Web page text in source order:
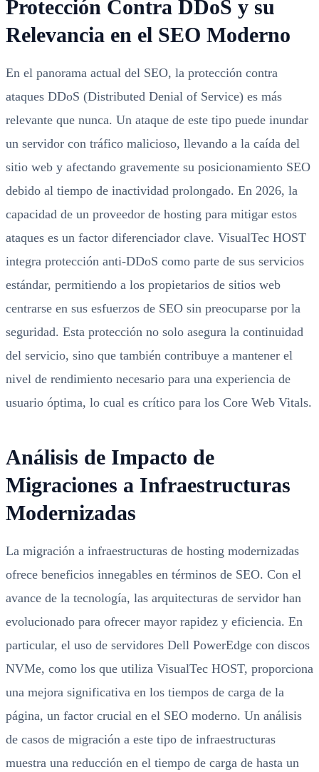
Protección Contra DDoS y su
Relevancia en el SEO Moderno
En el panorama actual del SEO, la protección contra
ataques DDoS (Distributed Denial of Service) es más
relevante que nunca. Un ataque de este tipo puede inundar
un servidor con tráfico malicioso, llevando a la caída del
sitio web y afectando gravemente su posicionamiento SEO
debido al tiempo de inactividad prolongado. En 2026, la
capacidad de un proveedor de hosting para mitigar estos
ataques es un factor diferenciador clave. VisualTec HOST
integra protección anti-DDoS como parte de sus servicios
estándar, permitiendo a los propietarios de sitios web
centrarse en sus esfuerzos de SEO sin preocuparse por la
seguridad. Esta protección no solo asegura la continuidad
del servicio, sino que también contribuye a mantener el
nivel de rendimiento necesario para una experiencia de
usuario óptima, lo cual es crítico para los Core Web Vitals.
Análisis de Impacto de
Migraciones a Infraestructuras
Modernizadas
La migración a infraestructuras de hosting modernizadas
ofrece beneficios innegables en términos de SEO. Con el
avance de la tecnología, las arquitecturas de servidor han
evolucionado para ofrecer mayor rapidez y eficiencia. En
particular, el uso de servidores Dell PowerEdge con discos
NVMe, como los que utiliza VisualTec HOST, proporciona
una mejora significativa en los tiempos de carga de la
página, un factor crucial en el SEO moderno. Un análisis
de casos de migración a este tipo de infraestructuras
muestra una reducción en el tiempo de carga de hasta un